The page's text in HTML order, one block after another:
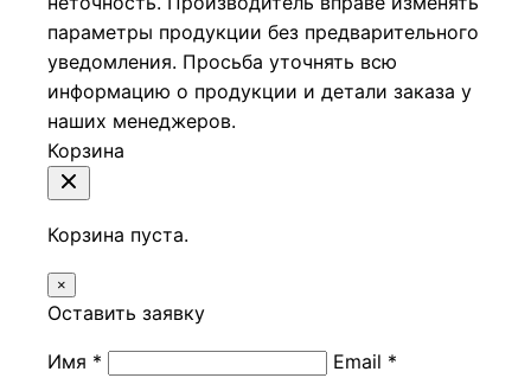
параметры продукции без предварительного
уведомления. Просьба уточнять всю
информацию о продукции и детали заказа у
наших менеджеров.
Корзина
Корзина пуста.
×
Оставить заявку
Имя *
Email *